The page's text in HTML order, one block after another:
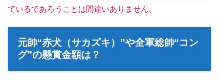
ているであろうことは間違いありません。
元帥“赤犬（サカズキ）”や全軍総帥“コン
グ”の懸賞金額は？